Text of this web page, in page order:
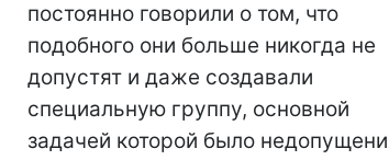
постоянно говорили о том, что
подобного они больше никогда не
допустят и даже создавали
специальную группу, основной
задачей которой было